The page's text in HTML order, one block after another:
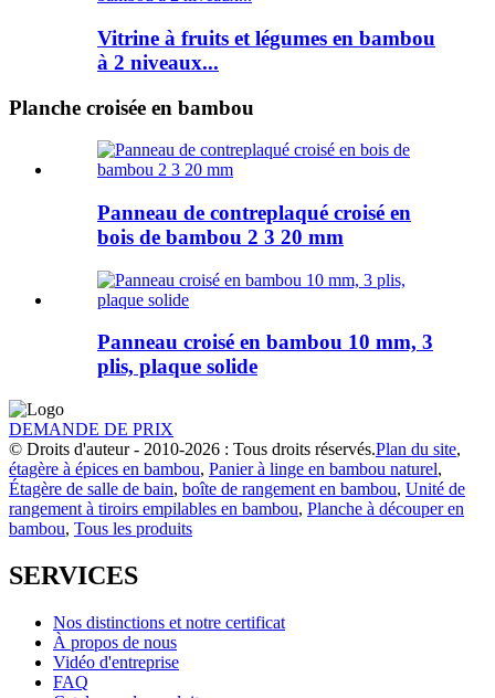
Vitrine à fruits et légumes en bambou
à 2 niveaux...
Planche croisée en bambou
Panneau de contreplaqué croisé en
bois de bambou 2 3 20 mm
Panneau croisé en bambou 10 mm, 3
plis, plaque solide
DEMANDE DE PRIX
© Droits d'auteur - 2010-2026 : Tous droits réservés.Plan du site,
étagère à épices en bambou, Panier à linge en bambou naturel,
Étagère de salle de bain, boîte de rangement en bambou, Unité de
rangement à tiroirs empilables en bambou, Planche à découper en
bambou, Tous les produits
SERVICES
Nos distinctions et notre certificat
À propos de nous
Vidéo d'entreprise
FAQ